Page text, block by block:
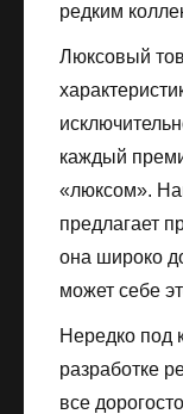
редким
Люксовый
каждый
«люксом».
предлагает
она широко
может себе
Нередко под
разработке
все